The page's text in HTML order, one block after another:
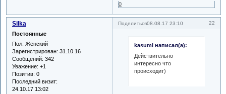
0
Поделиться 22
08.08.17 23:10
Silka
Постоянные
Пол: Женский
Зарегистрирован: 31.10.16
Сообщений: 342
Уважение: +1
Позитив: 0
Последний визит:
24.10.17 13:02
kasumi написал(а):
Действительно
интересно что
происходит)